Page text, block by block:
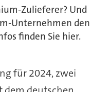
Zulieferer? Und
Unternehmen den
finden Sie hier.
für 2024, zwei